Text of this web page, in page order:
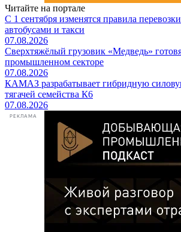
Читайте на портале
С 1 сентября изменятся правила
автобусами и такси
07.08.2026
Сверхтяжёлый грузовик «Медведь»
промышленном секторе
07.08.2026
КАМАЗ разрабатывает гибридную
тягачей семейства К6
07.08.2026
РЕКЛАМА